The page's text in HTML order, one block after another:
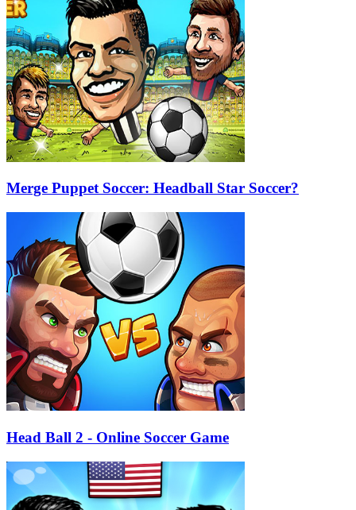
Merge Puppet Soccer: Headball Star Soccer?
Head Ball 2 - Online Soccer Game